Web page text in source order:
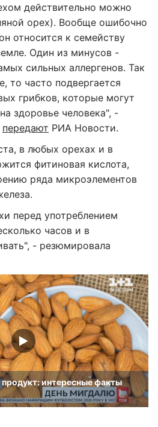
действительно можно
орех). Вообще ошибочно
относится к семейству
Один из минусов -
сильных аллергенов. Так
то часто подвергается
грибков, которые могут
здоровье человека", -
передают РИА Новости.
в любых орехах и в
фитиновая кислота,
ряда микроэлементов
перед употреблением
часов и в
- резюмировала
интересные факты